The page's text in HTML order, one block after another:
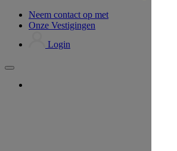
Neem contact op met
Onze Vestigingen
Login